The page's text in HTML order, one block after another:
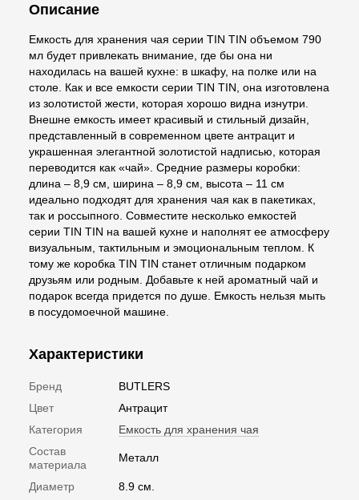
Описание
Емкость для хранения чая серии TIN TIN объемом 790
мл будет привлекать внимание, где бы она ни
находилась на вашей кухне: в шкафу, на полке или на
столе. Как и все емкости серии TIN TIN, она изготовлена
из золотистой жести, которая хорошо видна изнутри.
Внешне емкость имеет красивый и стильный дизайн,
представленный в современном цвете антрацит и
украшенная элегантной золотистой надписью, которая
переводится как «чай». Средние размеры коробки:
длина – 8,9 см, ширина – 8,9 см, высота – 11 см
идеально подходят для хранения чая как в пакетиках,
так и россыпного. Совместите несколько емкостей
серии TIN TIN на вашей кухне и наполнят ее атмосферу
визуальным, тактильным и эмоциональным теплом. К
тому же коробка TIN TIN станет отличным подарком
друзьям или родным. Добавьте к ней ароматный чай и
подарок всегда придется по душе. Емкость нельзя мыть
в посудомоечной машине.
Характеристики
Бренд
BUTLERS
Цвет
Антрацит
Категория
Емкость для хранения чая
Состав
материала
Металл
Диаметр
8.9 см.